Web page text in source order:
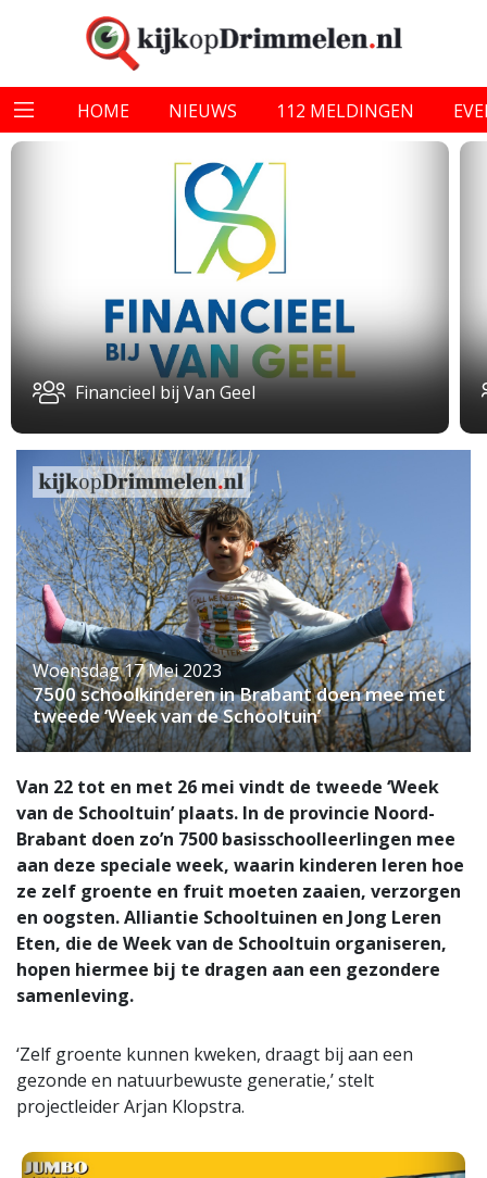
HOME NIEUWS 112 MELDINGEN
Financieel bij Van Geel
Woensdag 17 Mei 2023
7500 schoolkinderen in Brabant doen mee met
tweede ‘Week van de Schooltuin’
Van 22 tot en met 26 mei vindt de tweede ‘Week
van de Schooltuin’ plaats. In de provincie Noord-
Brabant doen zo’n 7500 basisschoolleerlingen mee
aan deze speciale week, waarin kinderen leren hoe
ze zelf groente en fruit moeten zaaien, verzorgen
en oogsten. Alliantie Schooltuinen en Jong Leren
Eten, die de Week van de Schooltuin organiseren,
hopen hiermee bij te dragen aan een gezondere
samenleving.
‘Zelf groente kunnen kweken, draagt bij aan een
gezonde en natuurbewuste generatie,’ stelt
projectleider Arjan Klopstra.